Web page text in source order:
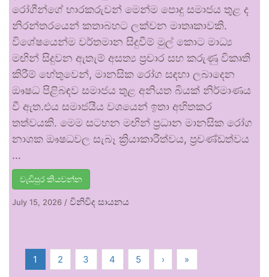
රෝගීන්ගේ භාරකරුවන් මෙන්ම පොදු සමාජය තුළ ද
නිරන්තරයෙන් කතාබහට ලක්වන මාතෘකාවකි.
විශේෂයෙන්ම වර්තමාන සිදුවීම් මුල් කොට මාධ්‍ය
මඟින් සිදුවන ඇතැම් අසත්‍ය ප්‍රචාර සහ කරුණු විකෘති
කිරීම් හේතුවෙන්, මානසික රෝග සඳහා ලබාදෙන
ඖෂධ පිළිබඳව සමාජය තුළ අනියත බියක් නිර්මාණය
වී ඇත.එය සමාජයීය වශයෙන් ඉතා අහිතකර
තත්වයකි. මෙම සටහන මඟින් ප්‍රධාන මානසික රෝග
නාශක ඖෂධවල සැබෑ ක්‍රියාකාරීත්වය, ප්‍රචණ්ඩත්වය
…
වැඩිපුර කියවන්න
July 15, 2026 / විනිවිද සායනය
1 2 3 4 5 › »